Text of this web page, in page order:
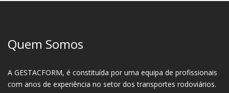
Quem Somos
A GESTACFORM, é constituída por uma equipa de profissionais
com anos de experiência no setor dos transportes rodoviários.